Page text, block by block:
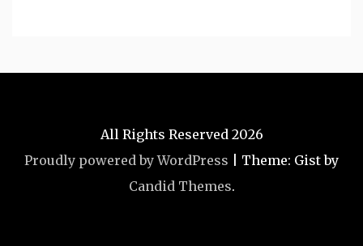
All Rights Reserved 2026
Proudly powered by WordPress
Theme: Gist by
Candid Themes.